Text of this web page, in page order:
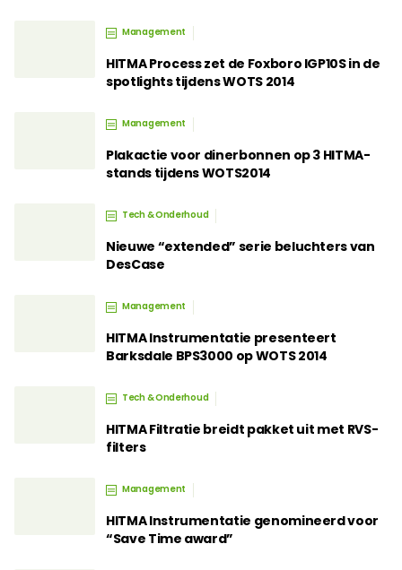
Management
HITMA Process zet de Foxboro IGP10S in de
spotlights tijdens WOTS 2014
Management
Plakactie voor dinerbonnen op 3 HITMA-
stands tijdens WOTS2014
Tech & Onderhoud
Nieuwe “extended” serie beluchters van
DesCase
Management
HITMA Instrumentatie presenteert
Barksdale BPS3000 op WOTS 2014
Tech & Onderhoud
HITMA Filtratie breidt pakket uit met RVS-
filters
Management
HITMA Instrumentatie genomineerd voor
“Save Time award”